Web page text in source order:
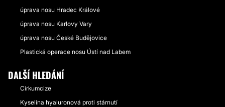
úprava nosu Hradec Králové
úprava nosu Karlovy Vary
úprava nosu České Budějovice
Plastická operace nosu Ústí nad Labem
DALŠÍ HLEDÁNÍ
Cirkumcize
Kyselina hyaluronová proti stárnutí